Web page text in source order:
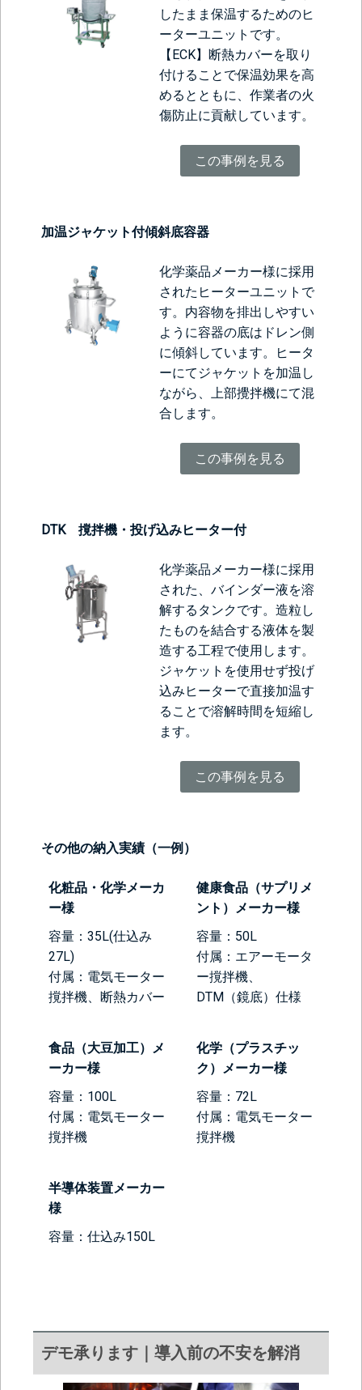
したまま保温するためのヒ
ーターユニットです。
【ECK】断熱カバーを取り
付けることで保温効果を高
めるとともに、作業者の火
傷防止に貢献しています。
この事例を見る
加温ジャケット付傾斜底容器
化学薬品メーカー様に採用
されたヒーターユニットで
す。内容物を排出しやすい
ように容器の底はドレン側
に傾斜しています。ヒータ
ーにてジャケットを加温し
ながら、上部攪拌機にて混
合します。
この事例を見る
DTK 撹拌機・投げ込みヒーター付
化学薬品メーカー様に採用
された、バインダー液を溶
解するタンクです。造粒し
たものを結合する液体を製
造する工程で使用します。
ジャケットを使用せず投げ
込みヒーターで直接加温す
ることで溶解時間を短縮し
ます。
この事例を見る
その他の納入実績（一例）
化粧品・化学メーカ
ー様
容量：35L(仕込み
27L)
付属：電気モーター
撹拌機、断熱カバー
健康食品（サプリメ
ント）メーカー様
容量：50L
付属：エアーモータ
ー撹拌機、
DTM（鏡底）仕様
食品（大豆加工）メ
ーカー様
容量：100L
付属：電気モーター
撹拌機
化学（プラスチッ
ク）メーカー様
容量：72L
付属：電気モーター
撹拌機
半導体装置メーカー
様
容量：仕込み150L
デモ承ります｜導入前の不安を解消